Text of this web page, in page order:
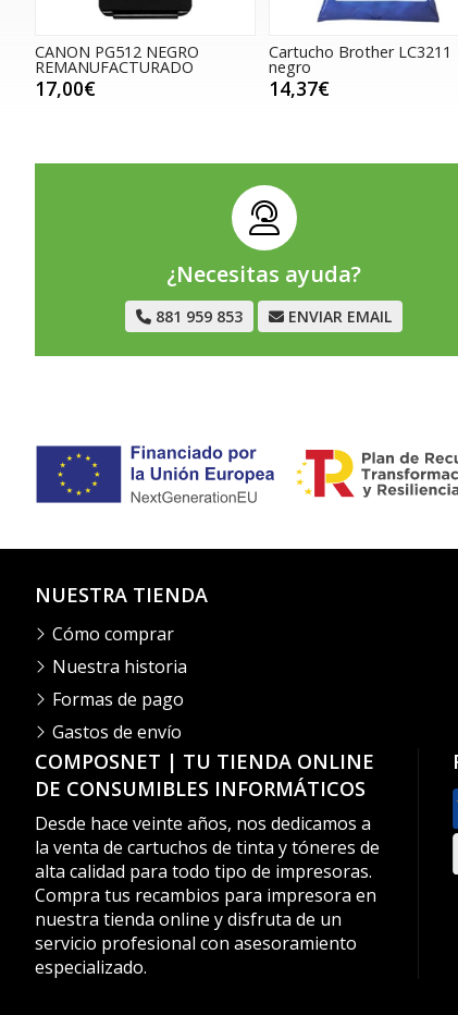
CANON PG512 NEGRO
REMANUFACTURADO
17,00€
Cartucho Brother LC3211
negro
14,37€
¿Necesitas ayuda?
881 959 853 ENVIAR EMAIL
COMPOSNET | TU TIENDA ONLINE
DE CONSUMIBLES INFORMÁTICOS
Desde hace veinte años, nos dedicamos a
la venta de cartuchos de tinta y tóneres de
alta calidad para todo tipo de impresoras.
Compra tus recambios para impresora en
nuestra tienda online y disfruta de un
servicio profesional con asesoramiento
especializado.
NUESTRA TIENDA
Cómo comprar
Nuestra historia
Formas de pago
Gastos de envío